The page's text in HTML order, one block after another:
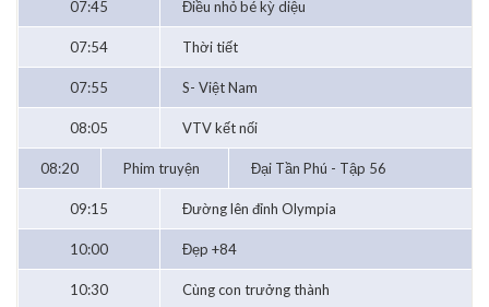
07:45 Điều nhỏ bé kỳ diệu
07:54 Thời tiết
07:55 S- Việt Nam
08:05 VTV kết nối
08:20 Phim truyện Đại Tần Phú - Tập 56
09:15 Đường lên đỉnh Olympia
10:00 Đẹp +84
10:30 Cùng con trưởng thành